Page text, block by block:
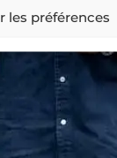
les préférences